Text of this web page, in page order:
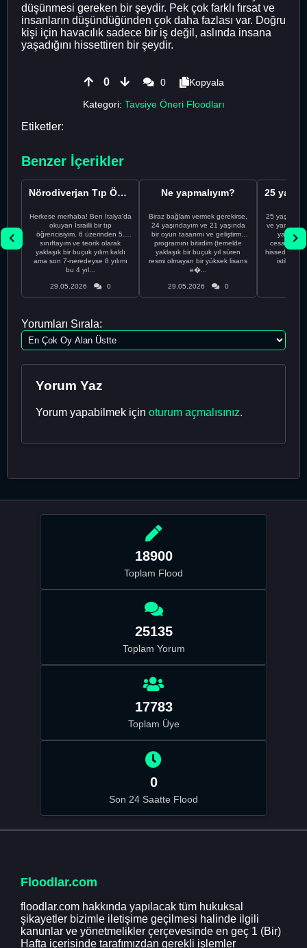
düşünmesi gereken bir şeydir. Pek çok farklı fırsat ve
insanların düşündüğünden çok daha fazlası var. Doğru
kişi için havacılık sadece bir iş değil, aslında insana
yaşadığını hissettiren bir şeydir.
0 0
Kopyala
Kategori: Tavsiye Öneri Floodları
Etiketler:
Benzer İçerikler
Nörodiverjan Tıp Öğrencisi Yeni Bir Yol Arıyor
Herkese merhaba! Ben İtalya'da
okuyan İsrailli bir tıp
öğrencisiyim. 6 üzerinden 5.
sınıftayım ve teorik olarak
yaklaşık bir buçuk yılım kaldı
ama son 7-neredeyse 8 yılımı
bu 4 yıl...
29.05.2026 0
Ne yapmalıyım?
Biraz bağlam vermek gerekirse,
24 yaşındayım ve 21 yaşında
bir oyun tasarımı ve geliştirme
programını bitirdim (temelde
yaklaşık bir buçuk yıl süren
resmi olmayan bir yüksek lisans
e�...
29.05.2026 0
25
ve yanlış
cesaretimin
Yorumları Sırala:
Yorum Yaz
Yorum yapabilmek için oturum açmalısınız.
18900
Toplam Flood
25135
Toplam Yorum
17783
Toplam Üye
0
Son 24 Saatte Flood
Floodlar.com
floodlar.com hakkında yapılacak tüm hukuksal
şikayetler bizimle iletişime geçilmesi halinde ilgili
kanunlar ve yönetmelikler çerçevesinde en geç 1 (Bir)
Hafta içerisinde tarafımızdan gerekli işlemler